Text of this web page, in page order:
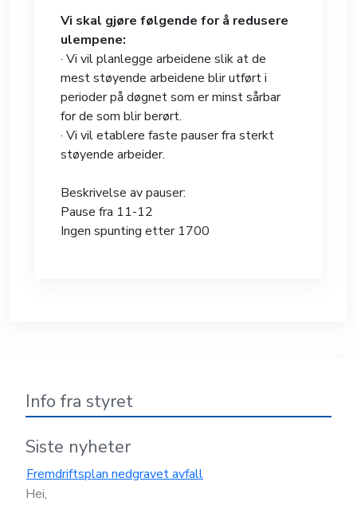
Vi skal gjøre følgende for å redusere
ulempene:
· Vi vil planlegge arbeidene slik at de
mest støyende arbeidene blir utført i
perioder på døgnet som er minst sårbar
for de som blir berørt.
· Vi vil etablere faste pauser fra sterkt
støyende arbeider.
Beskrivelse av pauser:
Pause fra 11-12
Ingen spunting etter 1700
Info fra styret
Siste nyheter
Fremdriftsplan nedgravet avfall
Hei,